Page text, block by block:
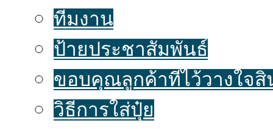
ทีมงาน
ป้ายประชาสัมพันธ์
ขอบคุณลูกค้าที่ไว้วางใจสิ
วิธีการใส่ปุ๋ย